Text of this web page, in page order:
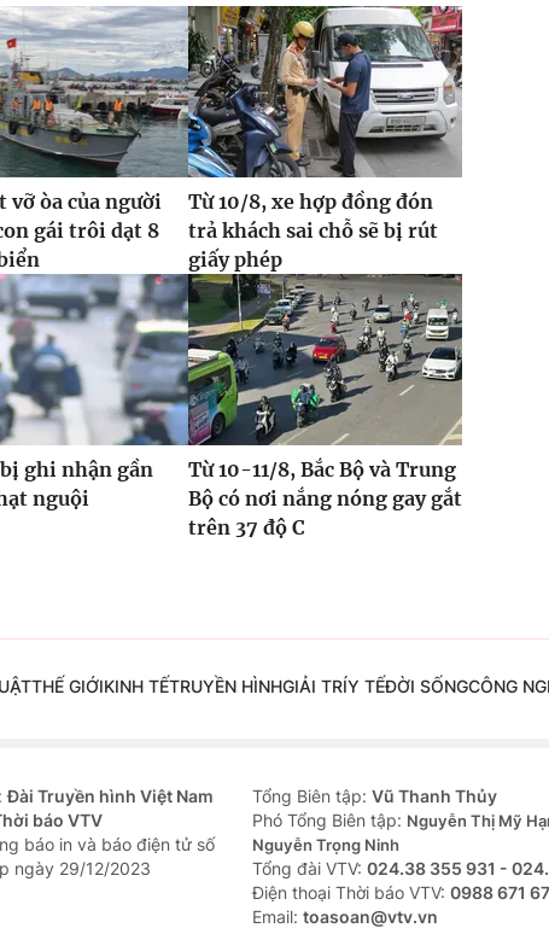
vỡ òa của người
gái trôi dạt 8
Từ 10/8, xe hợp đồng đón
trả khách sai chỗ sẽ bị rút
giấy phép
ghi nhận gần
nguội
Từ 10-11/8, Bắc Bộ và Trung
Bộ có nơi nắng nóng gay gắt
trên 37 độ C
THẾ GIỚIKINH TẾTRUYỀN HÌNHGIẢI TRÍY TẾĐỜI SỐNGCÔNG
Đài Truyền hình Việt Nam
báo VTV
báo in và báo điện tử số
ngày 29/12/2023
Tổng Biên tập: Vũ Thanh Thủy
Phó Tổng Biên tập: Nguyễn Thị Mỹ
Nguyễn Trọng Ninh
Tổng đài VTV: 024.38 355 931 -
Ðiện thoại Thời báo VTV: 0988 671
Email: toasoan@vtv.vn